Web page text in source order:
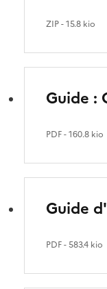
ZIP- 15.8 kio
Guide :
PDF- 160.8 kio
Guide
PDF- 583.4 kio